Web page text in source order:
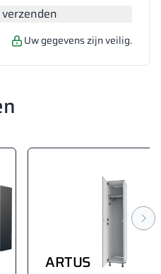
Uw gegevens zijn veilig.
ARTUS